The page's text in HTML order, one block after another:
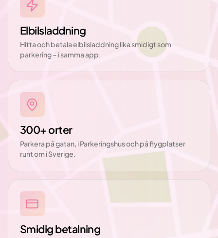
Elbilsladdning
Hitta och betala elbilsladdning lika smidigt som
parkering – i samma app.
300+ orter
Parkera på gatan, i Parkeringshus och på flygplatser
runt om i Sverige.
Smidig betalning